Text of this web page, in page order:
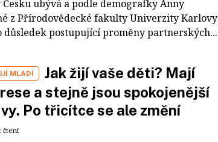
Česku ubývá a podle demografky Anny
z Přírodovědecké fakulty Univerzity Karlovy
důsledek postupující proměny partnerských...
MLADÍ
Jak žijí vaše děti? Mají
a stejně jsou spokojenější
Po třicítce se ale změní
čtení